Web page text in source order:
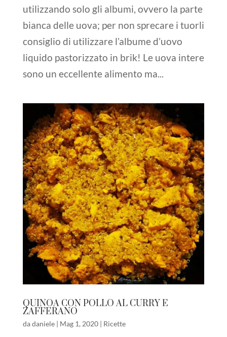
utilizzando solo gli albumi, ovvero la parte
bianca delle uova; per non sprecare i tuorli
consiglio di utilizzare l’albume d’uovo
liquido pastorizzato in brik! Le uova intere
sono un eccellente alimento ma...
QUINOA CON POLLO AL CURRY E
ZAFFERANO
dadaniele| Mag 1, 2020| Ricette